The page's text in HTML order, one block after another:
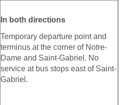
In both directions
Temporary departure point and
terminus at the corner of Notre-
Dame and Saint-Gabriel. No
service at bus stops east of Saint-
Gabriel.